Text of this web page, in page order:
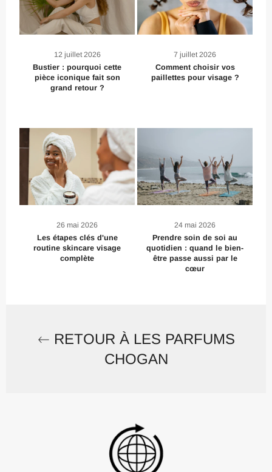
12 juillet 2026
Bustier : pourquoi cette
pièce iconique fait son
grand retour ?
7 juillet 2026
Comment choisir vos
paillettes pour visage ?
26 mai 2026
Les étapes clés d'une
routine skincare visage
complète
24 mai 2026
Prendre soin de soi au
quotidien : quand le bien-
être passe aussi par le
cœur
RETOUR À LES PARFUMS
CHOGAN